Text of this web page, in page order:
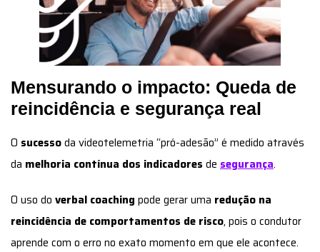
Mensurando o impacto: Queda de
reincidência e segurança real
O sucessoda videotelemetria “pró-adesão” é medido através
da melhoria contínua dos indicadores de segurança.
O uso do verbal coaching pode gerar uma redução na
reincidência de comportamentos de risco, pois o condutor
aprende com o erro no exato momento em que ele acontece.